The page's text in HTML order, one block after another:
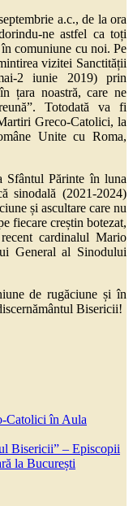
a.c., de la ora
ne astfel ca toți
comuniune cu noi. Pe
vizitei Sanctității
2 iunie 2019) prin
țara noastră, care ne
Totodată va fi
Greco-Catolici, la
Unite cu Roma,
Sfântul Părinte în luna
sinodală (2021-2024)
și ascultare care nu
fiecare creștin botezat,
cardinalul Mario
General al Sinodului
de rugăciune și în
Bisericii!
Catolici în Aula
Bisericii” – Episcopii
la București